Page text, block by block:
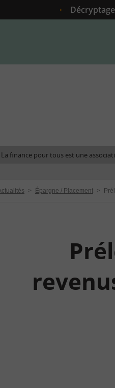
La finance pour tous est une
> Épargne / Placement >